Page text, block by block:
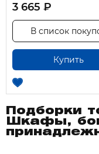
3 665 ₽
Купить
В список
Подборки
Шкафы,